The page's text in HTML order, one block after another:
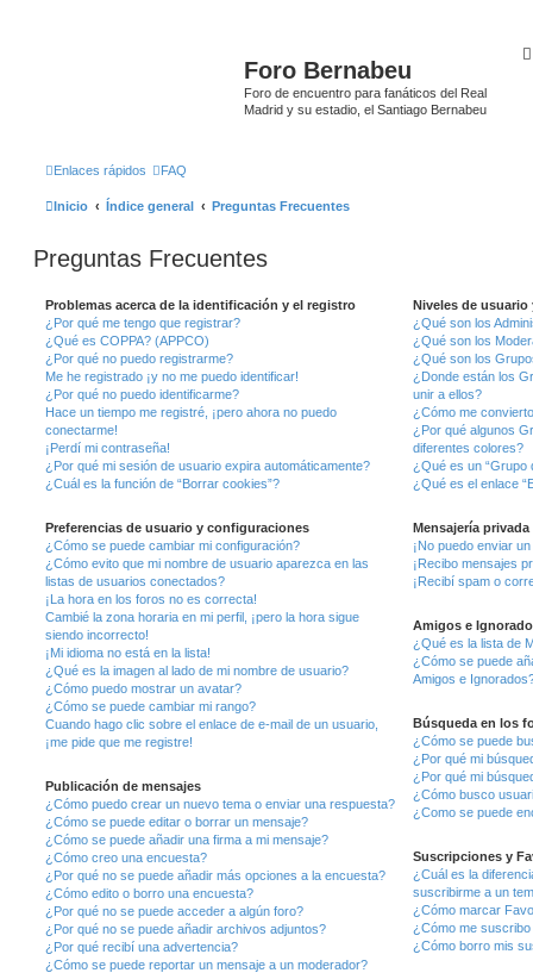
Foro Bernabeu
Foro de encuentro para fanáticos del Real
Madrid y su estadio, el Santiago Bernabeu
Enlaces rápidos FAQ
Inicio Índice general Preguntas Frecuentes
Preguntas Frecuentes
Problemas acerca de la identificación y el registro
¿Por qué me tengo que registrar?
¿Qué es COPPA? (APPCO)
¿Por qué no puedo registrarme?
Me he registrado ¡y no me puedo identificar!
¿Por qué no puedo identificarme?
Hace un tiempo me registré, ¡pero ahora no puedo
conectarme!
¡Perdí mi contraseña!
¿Por qué mi sesión de usuario expira automáticamente?
¿Cuál es la función de “Borrar cookies”?
Preferencias de usuario y configuraciones
¿Cómo se puede cambiar mi configuración?
¿Cómo evito que mi nombre de usuario aparezca en las
listas de usuarios conectados?
¡La hora en los foros no es correcta!
Cambié la zona horaria en mi perfil, ¡pero la hora sigue
siendo incorrecto!
¡Mi idioma no está en la lista!
¿Qué es la imagen al lado de mi nombre de usuario?
¿Cómo puedo mostrar un avatar?
¿Cómo se puede cambiar mi rango?
Cuando hago clic sobre el enlace de e-mail de un usuario,
¡me pide que me registre!
Publicación de mensajes
¿Cómo puedo crear un nuevo tema o enviar una respuesta?
¿Cómo se puede editar o borrar un mensaje?
¿Cómo se puede añadir una firma a mi mensaje?
¿Cómo creo una encuesta?
¿Por qué no se puede añadir más opciones a la encuesta?
¿Cómo edito o borro una encuesta?
¿Por qué no se puede acceder a algún foro?
¿Por qué no se puede añadir archivos adjuntos?
¿Por qué recibí una advertencia?
¿Cómo se puede reportar un mensaje a un moderador?
Niveles de usuario
¿Qué son los
¿Qué son los
¿Qué son los
¿Donde están los
unir a ellos?
¿Cómo me
¿Por qué algunos
diferentes colores?
¿Qué es un “Grupo
¿Qué es el enlace
Mensajería privada
¡No puedo enviar
¡Recibo mensajes
¡Recibí spam o
Amigos e
¿Qué es la lista de
¿Cómo se puede
Amigos e
Búsqueda en los
¿Cómo se puede
¿Por qué mi
¿Por qué mi
¿Cómo busco
¿Como se puede
Suscripciones y
¿Cuál es la
suscribirme a un
¿Cómo marcar
¿Cómo me
¿Cómo borro mis